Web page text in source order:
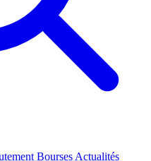
Bourses Actualités